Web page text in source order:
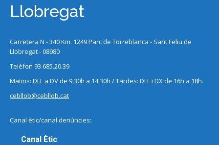
Llobregat
Carretera N - 340 Km. 1249 Parc de Torreblanca - Sant Feliu de
Llobregat - 08980
Telèfon 93.685.20.39
Matins: DLL a DV de 9.30h a 14.30h / Tardes: DLL i DX de 16h a 18h.
cebllob@cebllob.cat
Canal ètic/canal denúncies:
Canal Ètic